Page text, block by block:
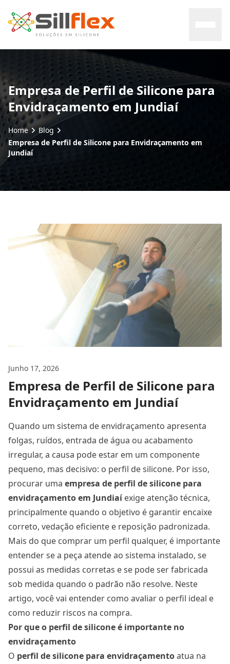
Home
Sobre nós
Mercados
Blog
Empresa de Perfil de Silicone para
Envidraçamento em Jundiaí
Home
Blog
Empresa de Perfil de Silicone para Envidraçamento em
Jundiaí
Junho 17, 2026
Empresa de Perfil de Silicone para
Envidraçamento em Jundiaí
Quando um sistema de envidraçamento apresenta
folgas, ruídos, entrada de água ou acabamento
irregular, a causa pode estar em um componente
pequeno, mas decisivo: o perfil de silicone. Por isso,
procurar uma empresa de perfil de silicone para
envidraçamento em Jundiaíexige atenção técnica,
principalmente quando o objetivo é garantir encaixe
correto, vedação eficiente e reposição padronizada.
Mais do que comprar um perfil qualquer, é importante
entender se a peça atende ao sistema instalado, se
possui as medidas corretas e se pode ser fabricada
sob medida quando o padrão não resolve. Neste
artigo, você vai entender como avaliar o perfil ideal e
como reduzir riscos na compra.
Por que o perfil de silicone é importante no
envidraçamento
O perfil de silicone para envidraçamentoatua na